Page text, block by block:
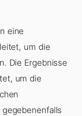
eine
um die
Die Ergebnisse
um die